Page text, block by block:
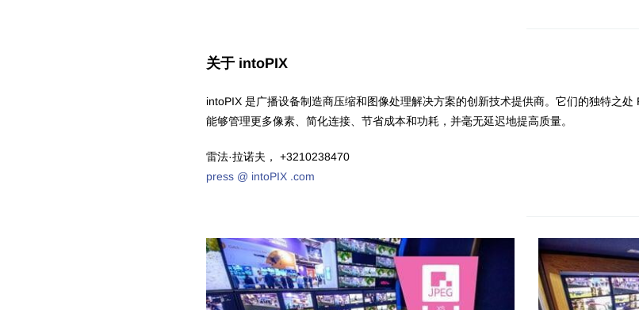
关于 intoPIX
intoPIX 是广播设备制造商压缩和图像处理解决方案的创新技术提供商。它们的独特之处
能够管理更多像素、简化连接、节省成本和功耗，并毫无延迟地提高质量。
雷法·拉诺夫， +3210238470
press @ intoPIX .com